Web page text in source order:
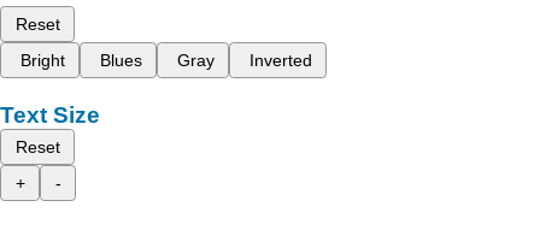
Reset
Bright
Blues Gray Inverted
Text Size
Reset
+
-